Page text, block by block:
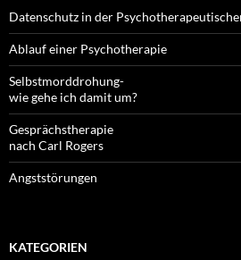
Datenschutz in der
Ablauf einer Psychotherapie
Selbstmorddrohung-
wie gehe ich damit um?
Gesprächstherapie
nach Carl Rogers
Angststörungen
KATEGORIEN